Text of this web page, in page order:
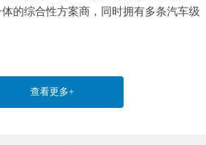
的综合性方案商，同时拥有多条汽车级
查看更多+